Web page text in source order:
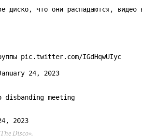
диско, что они распадаются, видео
pic.twitter.com/IGdHqwUIyc
24, 2023
meeting
2023
Disco».